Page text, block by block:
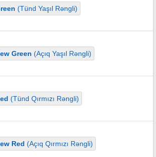
(Tünd Yaşıl Rəngli)
Green (Açıq Yaşıl Rəngli)
(Tünd Qırmızı Rəngli)
Red (Açıq Qırmızı Rəngli)